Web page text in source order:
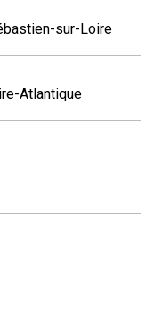
sur-Loire
Atlantique